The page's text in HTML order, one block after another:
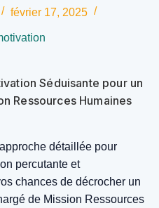
février 17, 2025
Séduisante pour un
Ressources Humaines
détaillée pour
percutante et
chances de décrocher un
de Mission Ressources